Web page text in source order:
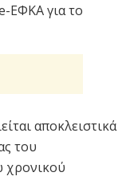
ΕΦΚΑ για το
αποκλειστικά
του
χρονικού